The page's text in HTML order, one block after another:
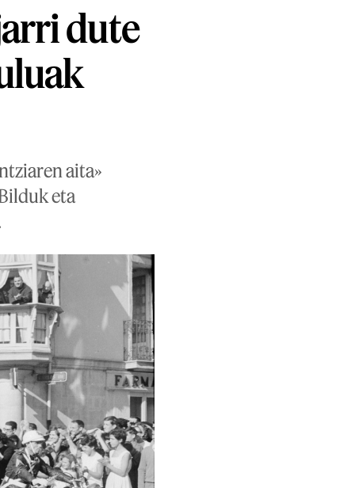
dute
aita»
eta